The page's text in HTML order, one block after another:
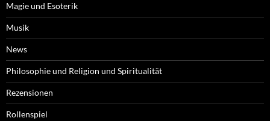
Magie und Esoterik
Musik
News
Philosophie und Religion und Spiritualität
Rezensionen
Rollenspiel